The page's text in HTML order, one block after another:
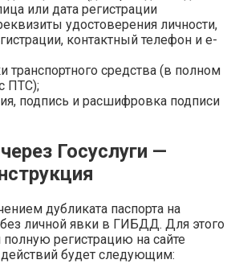
или дата регистрации
удостоверения личности,
контактный телефон и e-
транспортного средства (в полном
ПТС);
подпись и расшифровка подписи
Госуслуги —
дубликата паспорта на
личной явки в ГИБДД. Для этого
регистрацию на сайте
действий будет следующим: